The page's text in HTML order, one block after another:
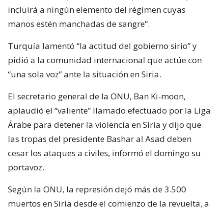
incluirá a ningún elemento del régimen cuyas
manos estén manchadas de sangre”.
Turquía lamentó “la actitud del gobierno sirio” y
pidió a la comunidad internacional que actúe con
“una sola voz” ante la situación en Siria.
El secretario general de la ONU, Ban Ki-moon,
aplaudió el “valiente” llamado efectuado por la Liga
Árabe para detener la violencia en Siria y dijo que
las tropas del presidente Bashar al Asad deben
cesar los ataques a civiles, informó el domingo su
portavoz.
Según la ONU, la represión dejó más de 3.500
muertos en Siria desde el comienzo de la revuelta, a